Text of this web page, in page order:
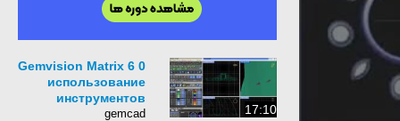
17:10
Gemvision Matrix 6 0
использование
инструментов
gemcad